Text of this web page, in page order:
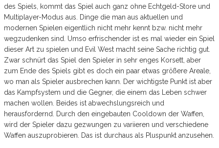
des Spiels, kommt das Spiel auch ganz ohne Echtgeld-Store und
Multiplayer-Modus aus. Dinge die man aus aktuellen und
modernen Spielen eigentlich nicht mehr kennt bzw. nicht mehr
wegzudenken sind. Umso erfrischender ist es mal wieder ein Spiel
dieser Art zu spielen und Evil West macht seine Sache richtig gut.
Zwar schnürt das Spiel den Spieler in sehr enges Korsett, aber
zum Ende des Spiels gibt es doch ein paar etwas größere Areale,
wo man als Spieler ausbrechen kann. Der wichtigste Punkt ist aber
das Kampfsystem und die Gegner, die einem das Leben schwer
machen wollen. Beides ist abwechslungsreich und
herausfordernd. Durch den eingebauten Cooldown der Waffen,
wird der Spieler dazu gezwungen zu variieren und verschiedene
Waffen auszuprobieren. Das ist durchaus als Pluspunkt anzusehen.